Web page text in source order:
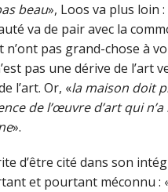
beau», Loos va plus loin :
va de pair avec la
n’ont pas grand-chose à
pas une dérive de l’art
l’art. Or, «la maison doit
de l’œuvre d’art qui
».
d’être cité dans son
et pourtant méconnu :